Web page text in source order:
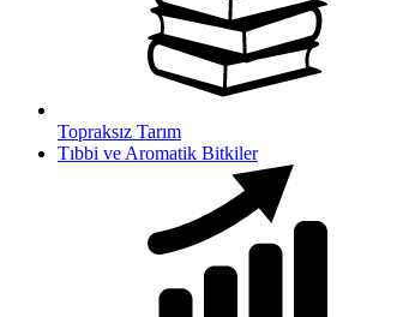
Topraksız Tarım
Tıbbi ve Aromatik Bitkiler